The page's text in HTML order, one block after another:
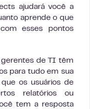
ajudará você a
aprende o que
esses pontos
gerentes de TI têm
para tudo em sua
os usuários de
relatórios ou
tem a resposta